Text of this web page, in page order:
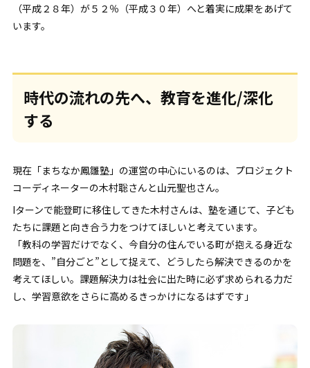
（平成２８年）が５２％（平成３０年）へと着実に成果をあげて
います。
時代の流れの先へ、教育を進化/深化
する
現在「まちなか鳳雛塾」の運営の中心にいるのは、プロジェクト
コーディネーターの木村聡さんと山元聖也さん。
Iターンで能登町に移住してきた木村さんは、塾を通じて、子ども
たちに課題と向き合う力をつけてほしいと考えています。
「教科の学習だけでなく、今自分の住んでいる町が抱える身近な
問題を、”自分ごと”として捉えて、どうしたら解決できるのかを
考えてほしい。課題解決力は社会に出た時に必ず求められる力だ
し、学習意欲をさらに高めるきっかけになるはずです」